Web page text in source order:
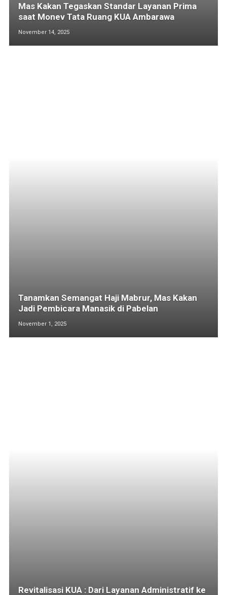
Mas Kakan Tegaskan Standar Layanan Prima
saat Monev Tata Ruang KUA Ambarawa
November 14, 2025
Tanamkan Semangat Haji Mabrur, Mas Kakan
Jadi Pembicara Manasik di Pabelan
November 1, 2025
Revitalisasi KUA : Dari Layanan Administratif ke